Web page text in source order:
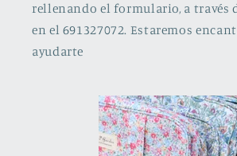
rellenando el formulario, a través
en el 691327072. Estaremos
ayudarte